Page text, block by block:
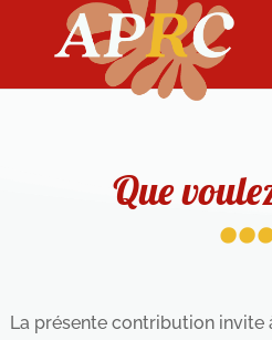
Que
La présente contribution invite